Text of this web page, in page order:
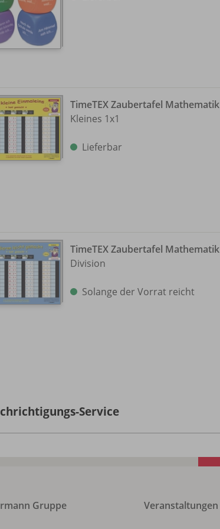
TimeTEX Zaubertafel Mathematik
Kleines 1x1
Lieferbar
TimeTEX Zaubertafel Mathematik
Division
Solange der Vorrat reicht
Service
Gruppe Veranstaltungen